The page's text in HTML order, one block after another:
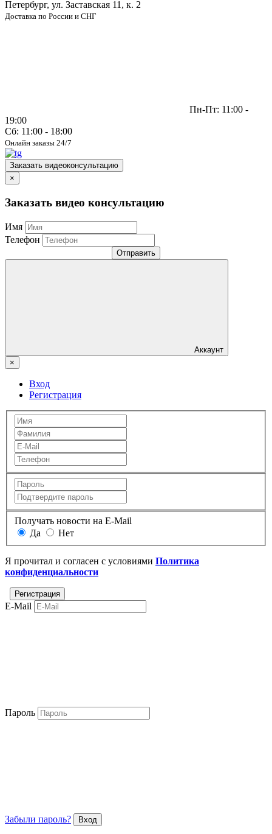
Петербург, ул. Заставская 11, к. 2
Доставка по России и СНГ
Пн-Пт: 11:00 -
19:00
Сб: 11:00 - 18:00
Онлайн заказы 24/7
Заказать видеоконсультацию
×
Заказать видео консультацию
Имя
Телефон
Отправить
Аккаунт
×
Вход
Регистрация
Получать новости на E-Mail
Да
Нет
Я прочитал и согласен с условиями Политика
конфиденциальности
E-Mail
Пароль
Забыли пароль?